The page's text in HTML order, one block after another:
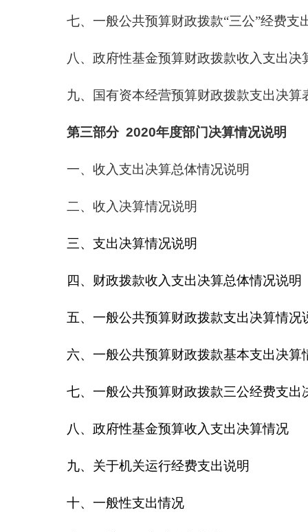
七、一般公共预算财政拨款“三公”经费支
八、政府性基金预算财政拨款收入支出决
九、国有资本经营预算财政拨款支出决算
第三部分 2020年度部门决算情况说明
一、收入支出决算总体情况说明
二、收入决算情况说明
三、支出决算情况说明
四、财政拨款收入支出决算总体情况说明
五、一般公共预算财政拨款支出决算情况
六、一般公共预算财政拨款基本支出决算
七、一般公共预算财政拨款三公经费支出
八、政府性基金预算收入支出决算情况
九、关于机关运行经费支出说明
十、一般性支出情况